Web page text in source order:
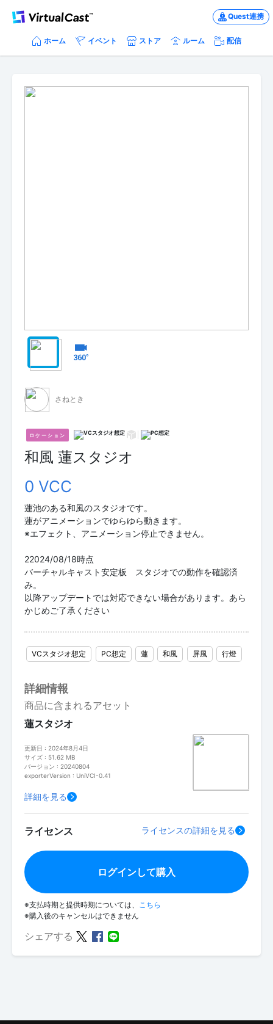
Quest連携
ホーム イベント ストア ルーム 配信
さねとき
ロケーション
和風 蓮スタジオ
0 VCC
蓮池のある和風のスタジオです。
蓮がアニメーションでゆらゆら動きます。
※エフェクト、アニメーション停止できません。
22024/08/18時点
バーチャルキャスト安定板 スタジオでの動作を確認済
み。
以降アップデートでは対応できない場合があります。あら
かじめご了承ください
VCスタジオ想定 PC想定 蓮 和風 屏風 行燈
詳細情報
商品に含まれるアセット
蓮スタジオ
更新日 : 2024年8月4日
サイズ : 51.62 MB
バージョン : 20240804
exporterVersion : UniVCI-0.41
詳細を見る
ライセンス ライセンスの詳細を見る
ログインして購入
※支払時期と提供時期については、 こちら
※購入後のキャンセルはできません
シェアする